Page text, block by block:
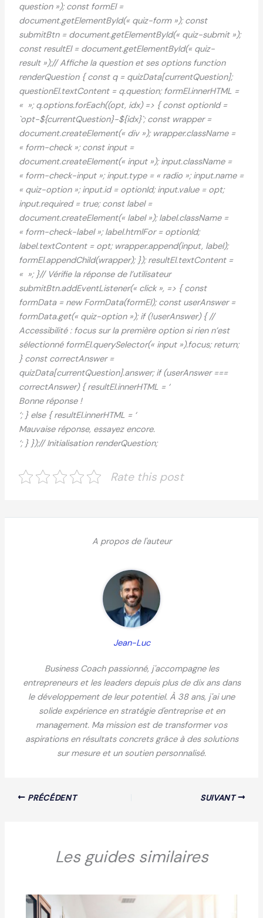
question »); const formEl =
document.getElementById(« quiz-form »); const
submitBtn = document.getElementById(« quiz-submit »);
const resultEl = document.getElementById(« quiz-
result »);// Affiche la question et ses options function
renderQuestion { const q = quizData[currentQuestion];
questionEl.textContent = q.question; formEl.innerHTML =
« »; q.options.forEach((opt, idx) => { const optionId =
`opt-${currentQuestion}-${idx}`; const wrapper =
document.createElement(« div »); wrapper.className =
« form-check »; const input =
document.createElement(« input »); input.className =
« form-check-input »; input.type = « radio »; input.name =
« quiz-option »; input.id = optionId; input.value = opt;
input.required = true; const label =
document.createElement(« label »); label.className =
« form-check-label »; label.htmlFor = optionId;
label.textContent = opt; wrapper.append(input, label);
formEl.appendChild(wrapper); }); resultEl.textContent =
« »; }// Vérifie la réponse de l’utilisateur
submitBtn.addEventListener(« click », => { const
formData = new FormData(formEl); const userAnswer =
formData.get(« quiz-option »); if (!userAnswer) { //
Accessibilité : focus sur la première option si rien n’est
sélectionné formEl.querySelector(« input »).focus; return;
} const correctAnswer =
quizData[currentQuestion].answer; if (userAnswer ===
correctAnswer) { resultEl.innerHTML = ‘
Bonne réponse !
‘; } else { resultEl.innerHTML = ‘
Mauvaise réponse, essayez encore.
‘; } });// Initialisation renderQuestion;
Rate this post
A propos de l'auteur
Jean-Luc
Business Coach passionné, j'accompagne les
entrepreneurs et les leaders depuis plus de dix ans dans
le développement de leur potentiel. À 38 ans, j'ai une
solide expérience en stratégie d'entreprise et en
management. Ma mission est de transformer vos
aspirations en résultats concrets grâce à des solutions
sur mesure et un soutien personnalisé.
PRÉCÉDENT SUIVANT
Les guides similaires